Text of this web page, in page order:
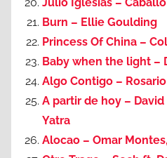
Burn – Ellie Goulding
Princess Of China –
Baby when the light –
Algo Contigo – Rosario
A partir de hoy –
Yatra
Alocao – Omar